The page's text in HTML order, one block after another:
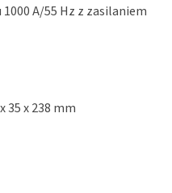
A/55 Hz z zasilaniem
35 x 238 mm